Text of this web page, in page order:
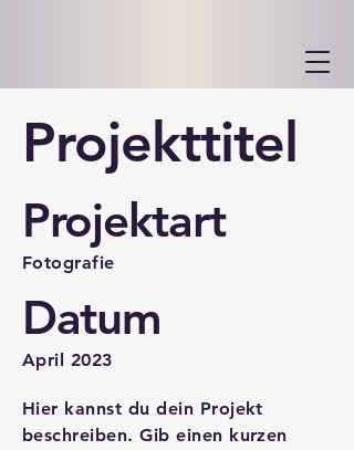
Projekttitel
Projektart
Fotografie
Datum
April 2023
Hier kannst du dein Projekt
beschreiben. Gib einen kurzen